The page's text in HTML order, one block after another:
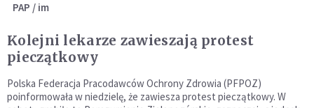
PAP / im
Kolejni lekarze zawieszają protest
pieczątkowy
Polska Federacja Pracodawców Ochrony Zdrowia (PFPOZ)
poinformowała w niedzielę, że zawiesza protest pieczątkowy. W